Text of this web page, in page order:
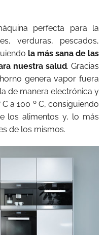
perfecta para la
verduras, pescados,
la más sana de las
nuestra salud. Gracias
genera vapor fuera
de manera electrónica y
a 100 º C, consiguiendo
los alimentos y, lo más
de los mismos.